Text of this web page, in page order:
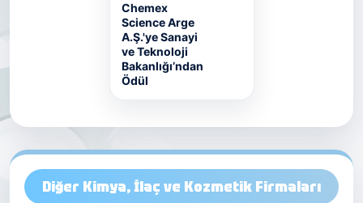
Chemex
Science Arge
A.Ş.'ye Sanayi
ve Teknoloji
Bakanlığı’ndan
Ödül
Diğer Kimya, İlaç ve Kozmetik Firmaları